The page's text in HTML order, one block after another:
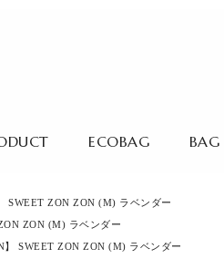
ECOBAG BAG
SWEET ZON ZON (M) ラベンダー
ZON (M) ラベンダー
】 SWEET ZON ZON (M) ラベンダー